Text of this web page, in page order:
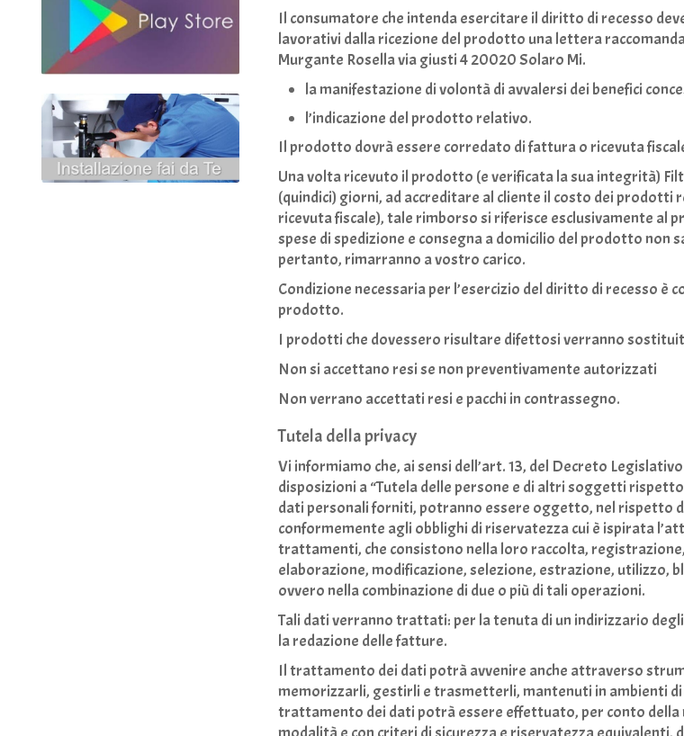
Il consumatore che intenda esercitare il diritto di recesso
lavorativi dalla ricezione del prodotto una lettera
Murgante Rosella via giusti 4 20020 Solaro Mi.
la manifestazione di volontà di avvalersi dei benefici
l’indicazione del prodotto relativo.
Il prodotto dovrà essere corredato di fattura o ricevuta
Una volta ricevuto il prodotto (e verificata la sua integrità)
(quindici) giorni, ad accreditare al cliente il costo dei
ricevuta fiscale), tale rimborso si riferisce esclusivamente al
spese di spedizione e consegna a domicilio del prodotto non
pertanto, rimarranno a vostro carico.
Condizione necessaria per l’esercizio del diritto di recesso è
prodotto.
I prodotti che dovessero risultare difettosi verranno
Non si accettano resi se non preventivamente autorizzati
Non verrano accettati resi e pacchi in contrassegno.
Tutela della privacy
Vi informiamo che, ai sensi dell’art. 13, del Decreto
disposizioni a “Tutela delle persone e di altri soggetti
dati personali forniti, potranno essere oggetto, nel rispetto
conformemente agli obblighi di riservatezza cui è ispirata
trattamenti, che consistono nella loro raccolta,
elaborazione, modificazione, selezione, estrazione, utilizzo,
ovvero nella combinazione di due o più di tali operazioni.
Tali dati verranno trattati: per la tenuta di un indirizzario
la redazione delle fatture.
Il trattamento dei dati potrà avvenire anche attraverso
memorizzarli, gestirli e trasmetterli, mantenuti in ambienti di
trattamento dei dati potrà essere effettuato, per conto